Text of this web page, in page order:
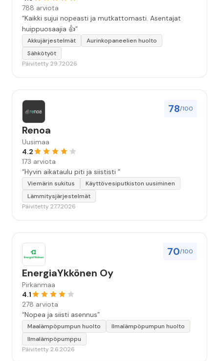
788 arviota
“Kaikki sujui nopeasti ja mutkattomasti. Asentajat
huippuosaajia 👍”
Akkujärjestelmät
Aurinkopaneelien huolto
Sähkötyöt
Päivitetty 29.7.2026
78/100
Renoa
Uusimaa
4.2
173 arviota
“Hyvin aikataulu piti ja siististi ”
Viemärin sukitus
Käyttövesiputkiston uusiminen
Lämmitysjärjestelmät
Päivitetty 27.7.2026
70/100
EnergiaYkkönen Oy
Pirkanmaa
4.1
278 arviota
“Nopea ja siisti asennus”
Maalämpöpumpun huolto
Ilmalämpöpumpun huolto
Ilmalämpöpumppu
Päivitetty 2.6.2026